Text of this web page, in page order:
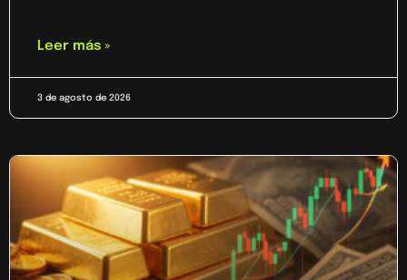
Leer más »
3 de agosto de 2026